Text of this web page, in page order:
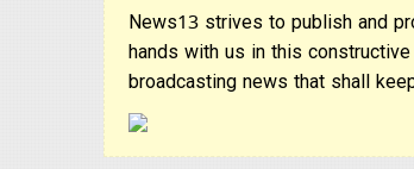
News13 strives to publish and
hands with us in this
broadcasting news that shall